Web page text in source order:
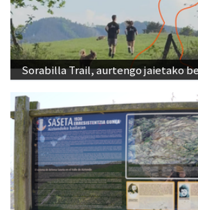
Sorabilla Trail, aurtengo jaietako